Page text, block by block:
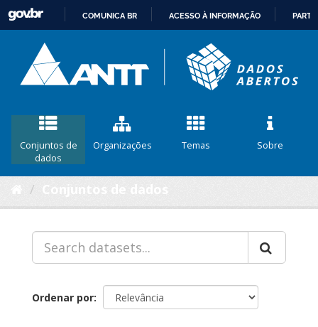
CONTEÚDO
COMUNICA BR ACESSO À INFORMAÇÃO
Conjuntos de
dados
Organizações Temas Sobre
Ordenar por